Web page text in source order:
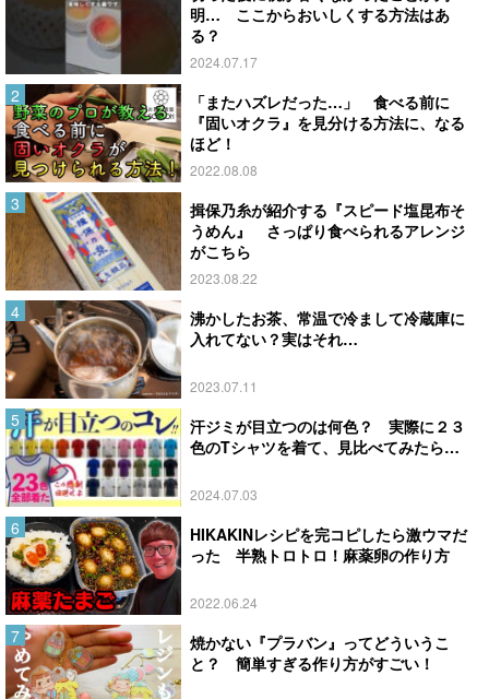
明… ここからおいしくする方法はあ
る？
2024.07.17
「またハズレだった…」 食べる前に
『固いオクラ』を見分ける方法に、なる
ほど！
2022.08.08
揖保乃糸が紹介する『スピード塩昆布そ
うめん』 さっぱり食べられるアレンジ
がこちら
2023.08.22
沸かしたお茶、常温で冷まして冷蔵庫に
入れてない？実はそれ…
2023.07.11
汗ジミが目立つのは何色？ 実際に２３
色のTシャツを着て、見比べてみたら…
2024.07.03
HIKAKINレシピを完コピしたら激ウマだ
った 半熟トロトロ！麻薬卵の作り方
2022.06.24
焼かない『プラバン』ってどういうこ
と？ 簡単すぎる作り方がすごい！